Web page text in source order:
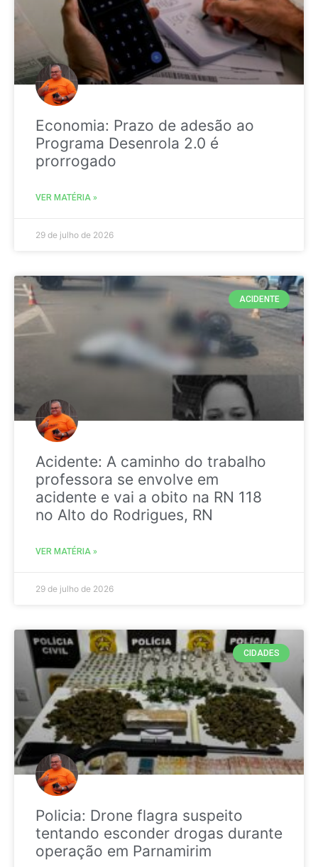
Economia: Prazo de adesão ao
Programa Desenrola 2.0 é
prorrogado
VER MATÉRIA »
29 de julho de 2026
ACIDENTE
Acidente: A caminho do trabalho
professora se envolve em
acidente e vai a obito na RN 118
no Alto do Rodrigues, RN
VER MATÉRIA »
29 de julho de 2026
CIDADES
Policia: Drone flagra suspeito
tentando esconder drogas durante
operação em Parnamirim